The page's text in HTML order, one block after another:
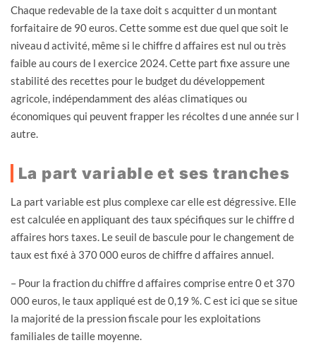
Chaque redevable de la taxe doit s acquitter d un montant
forfaitaire de 90 euros. Cette somme est due quel que soit le
niveau d activité, même si le chiffre d affaires est nul ou très
faible au cours de l exercice 2024. Cette part fixe assure une
stabilité des recettes pour le budget du développement
agricole, indépendamment des aléas climatiques ou
économiques qui peuvent frapper les récoltes d une année sur l
autre.
La part variable et ses tranches
La part variable est plus complexe car elle est dégressive. Elle
est calculée en appliquant des taux spécifiques sur le chiffre d
affaires hors taxes. Le seuil de bascule pour le changement de
taux est fixé à 370 000 euros de chiffre d affaires annuel.
– Pour la fraction du chiffre d affaires comprise entre 0 et 370
000 euros, le taux appliqué est de 0,19 %. C est ici que se situe
la majorité de la pression fiscale pour les exploitations
familiales de taille moyenne.